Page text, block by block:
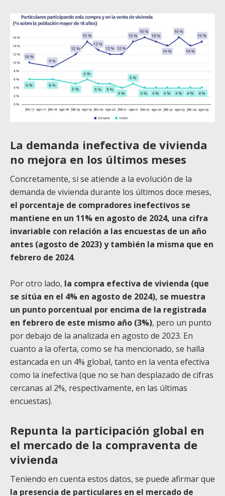
La demanda inefectiva de vivienda
no mejora en los últimos meses
Concretamente, si se atiende a la evolución de la
demanda de vivienda durante los últimos doce meses,
el porcentaje de compradores inefectivos se
mantiene en un 11% en agosto de 2024, una cifra
invariable con relación a las encuestas de un año
antes (agosto de 2023) y también la misma que en
febrero de 2024.
Por otro lado, la compra efectiva de vivienda (que
se sitúa en el 4% en agosto de 2024), se muestra
un punto porcentual por encima de la registrada
en febrero de este mismo año (3%), pero un punto
por debajo de la analizada en agosto de 2023. En
cuanto a la oferta, como se ha mencionado, se halla
estancada en un 4% global, tanto en la venta efectiva
como la inefectiva (que no se han desplazado de cifras
cercanas al 2%, respectivamente, en las últimas
encuestas).
Repunta la participación global en
el mercado de la compraventa de
vivienda
Teniendo en cuenta estos datos, se puede afirmar que
la presencia de particulares en el mercado de